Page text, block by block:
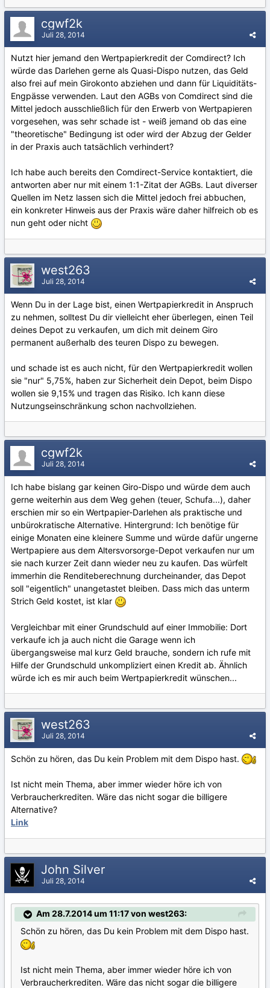
cgwf2k
Juli 28, 2014
Nutzt hier jemand den Wertpapierkredit der Comdirect? Ich
würde das Darlehen gerne als Quasi-Dispo nutzen, das Geld
also frei auf mein Girokonto abziehen und dann für Liquiditäts-
Engpässe verwenden. Laut den AGBs von Comdirect sind die
Mittel jedoch ausschließlich für den Erwerb von Wertpapieren
vorgesehen, was sehr schade ist - weiß jemand ob das eine
"theoretische" Bedingung ist oder wird der Abzug der Gelder
in der Praxis auch tatsächlich verhindert?
Ich habe auch bereits den Comdirect-Service kontaktiert, die
antworten aber nur mit einem 1:1-Zitat der AGBs. Laut diverser
Quellen im Netz lassen sich die Mittel jedoch frei abbuchen,
ein konkreter Hinweis aus der Praxis wäre daher hilfreich ob es
nun geht oder nicht
west263
Juli 28, 2014
Wenn Du in der Lage bist, einen Wertpapierkredit in Anspruch
zu nehmen, solltest Du dir vielleicht eher überlegen, einen Teil
deines Depot zu verkaufen, um dich mit deinem Giro
permanent außerhalb des teuren Dispo zu bewegen.
und schade ist es auch nicht, für den Wertpapierkredit wollen
sie "nur" 5,75%, haben zur Sicherheit dein Depot, beim Dispo
wollen sie 9,15% und tragen das Risiko. Ich kann diese
Nutzungseinschränkung schon nachvollziehen.
cgwf2k
Juli 28, 2014
Ich habe bislang gar keinen Giro-Dispo und würde dem auch
gerne weiterhin aus dem Weg gehen (teuer, Schufa...), daher
erschien mir so ein Wertpapier-Darlehen als praktische und
unbürokratische Alternative. Hintergrund: Ich benötige für
einige Monaten eine kleinere Summe und würde dafür ungerne
Wertpapiere aus dem Altersvorsorge-Depot verkaufen nur um
sie nach kurzer Zeit dann wieder neu zu kaufen. Das würfelt
immerhin die Renditeberechnung durcheinander, das Depot
soll "eigentlich" unangetastet bleiben. Dass mich das unterm
Strich Geld kostet, ist klar
Vergleichbar mit einer Grundschuld auf einer Immobilie: Dort
verkaufe ich ja auch nicht die Garage wenn ich
übergangsweise mal kurz Geld brauche, sondern ich rufe mit
Hilfe der Grundschuld unkompliziert einen Kredit ab. Ähnlich
würde ich es mir auch beim Wertpapierkredit wünschen...
west263
Juli 28, 2014
Schön zu hören, das Du kein Problem mit dem Dispo hast.
Ist nicht mein Thema, aber immer wieder höre ich von
Verbraucherkrediten. Wäre das nicht sogar die billigere
Alternative?
Link
John Silver
Juli 28, 2014
Am 28.7.2014 um 11:17 von west263:
Schön zu hören, das Du kein Problem mit dem Dispo hast.
Ist nicht mein Thema, aber immer wieder höre ich von
Verbraucherkrediten. Wäre das nicht sogar die billigere